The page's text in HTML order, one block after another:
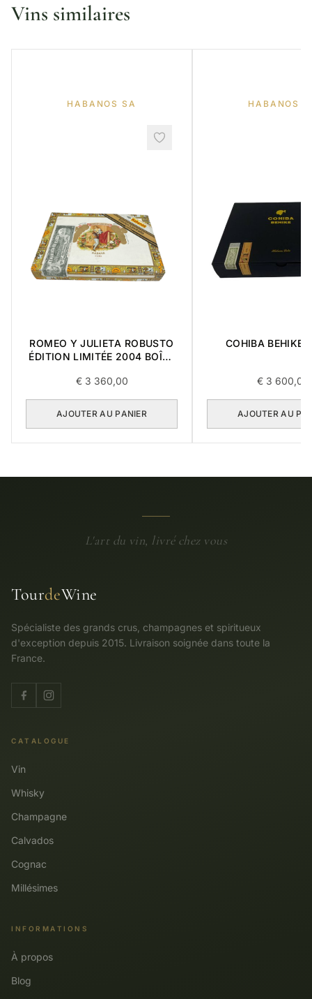
Vins similaires
HABANOS SA
ROMEO Y JULIETA ROBUSTO
ÉDITION LIMITÉE 2004 BOÎTE
€3 360,00
AJOUTER AU PANIER
HABANOS
COHIBA BEHIKE
€3 600,00
AJOUTER AU
L'art du vin, livré chez vous
TourdeWine
Spécialiste des grands crus, champagnes et spiritueux
d'exception depuis 2015. Livraison soignée dans toute la
France.
CATALOGUE
Vin
Whisky
Champagne
Calvados
Cognac
Millésimes
INFORMATIONS
À propos
Blog